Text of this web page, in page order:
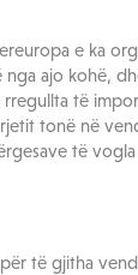
e ka
ajo kohë,
të
tonë në
të
të gjitha